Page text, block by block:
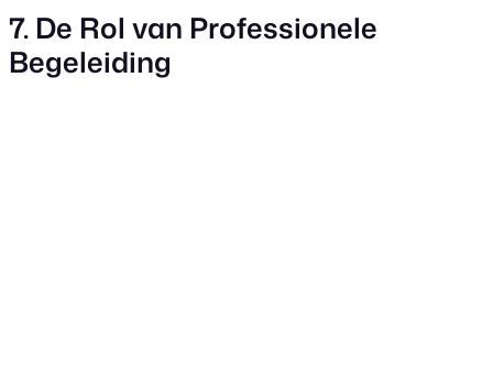
7. De Rol van Professionele
Begeleiding